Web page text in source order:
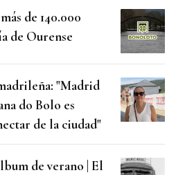
de 140.000
de Ourense
"Madrid
do Bolo es
de la ciudad"
de verano | El